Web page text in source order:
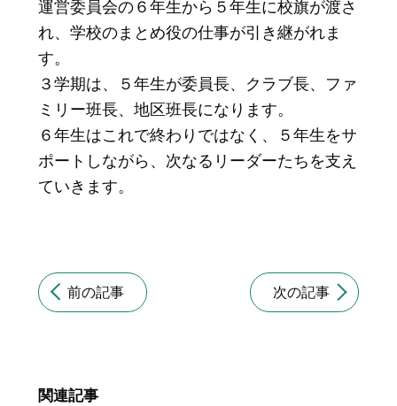
運営委員会の６年生から５年生に校旗が渡さ
れ、学校のまとめ役の仕事が引き継がれま
す。
３学期は、５年生が委員長、クラブ長、ファ
ミリー班長、地区班長になります。
６年生はこれで終わりではなく、５年生をサ
ポートしながら、次なるリーダーたちを支え
ていきます。
前の記事 次の記事
関連記事